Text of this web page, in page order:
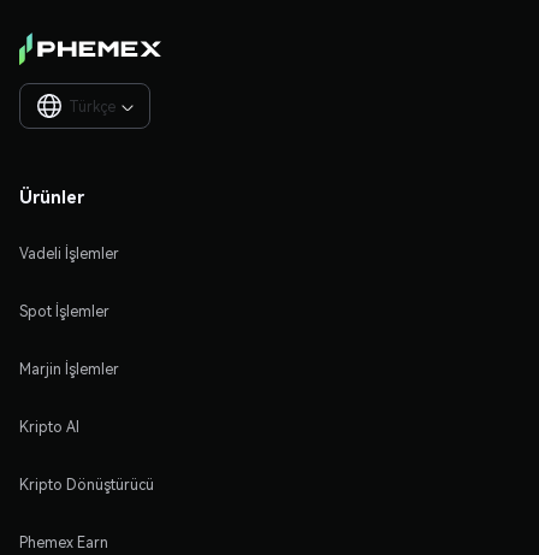
Türkçe 
Ürünler
Vadeli İşlemler
Spot İşlemler
Marjin İşlemler
Kripto Al
Kripto Dönüştürücü
Phemex Earn